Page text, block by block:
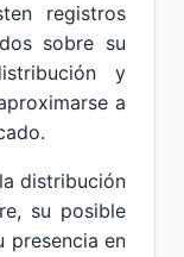
registros
sobre su
y
a
distribución
su posible
presencia en